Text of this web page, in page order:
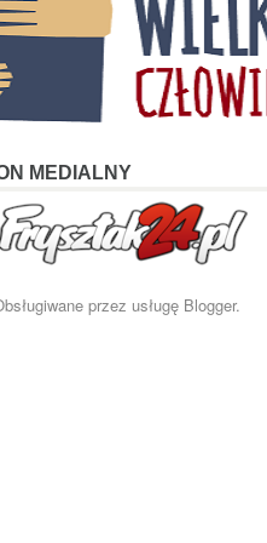
MEDIALNY
przez usługę Blogger.